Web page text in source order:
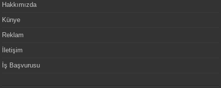
Hakkımızda
Künye
Reklam
İletişim
İş Başvurusu